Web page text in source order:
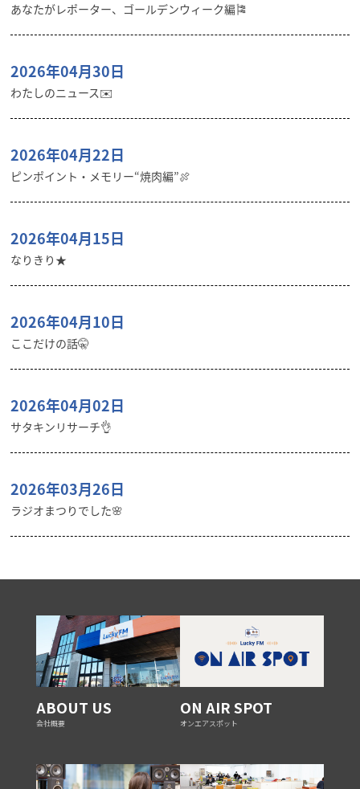
あなたがレポーター、ゴールデンウィーク編🎏
2026年04月30日
わたしのニュース✉️
2026年04月22日
ピンポイント・メモリー“焼肉編”🍖
2026年04月15日
なりきり★
2026年04月10日
ここだけの話🤫
2026年04月02日
サタキンリサーチ👌
2026年03月26日
ラジオまつりでした🌸
ABOUT US
会社概要
ON AIR SPOT
オンエアスポット